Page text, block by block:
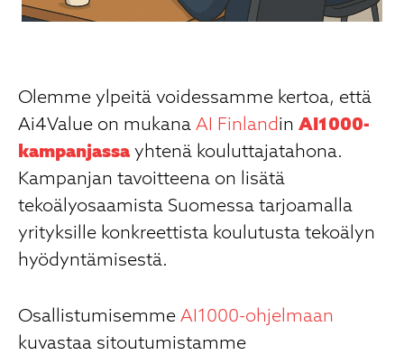
Olemme ylpeitä voidessamme kertoa, että
Ai4Value on mukana AI Finlandin AI1000-
kampanjassa yhtenä kouluttajatahona.
Kampanjan tavoitteena on lisätä
tekoälyosaamista Suomessa tarjoamalla
yrityksille konkreettista koulutusta tekoälyn
hyödyntämisestä.
Osallistumisemme AI1000-ohjelmaan
kuvastaa sitoutumistamme